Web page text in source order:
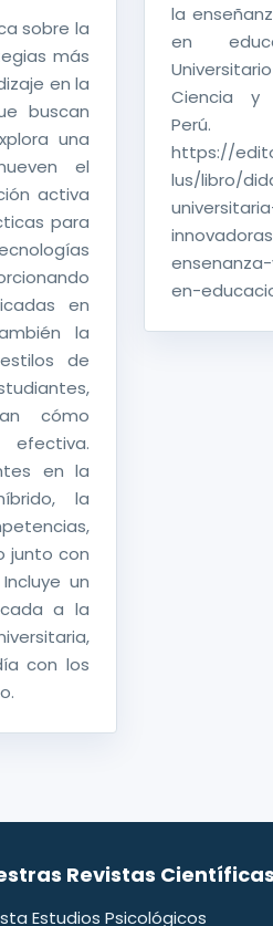
sobre la
más
en la
buscan
una
el
activa
para
en
la
de
cómo
en la
la
junto con
un
a la
con los
la
en
Ciencia y
Perú.
https://
lus/libro/
en-
Revistas Científicas
Estudios Psicológicos